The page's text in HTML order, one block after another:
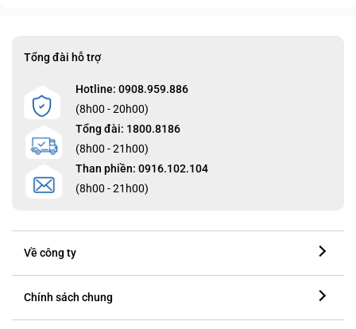
Tổng đài hỗ trợ
Hotline: 0908.959.886
(8h00 - 20h00)
Tổng đài: 1800.8186
(8h00 - 21h00)
Than phiền: 0916.102.104
(8h00 - 21h00)
Về công ty
Chính sách chung